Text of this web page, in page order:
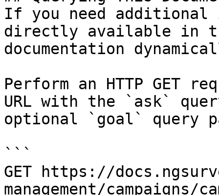
If you need
directly available in
documentation
Perform an HTTP GET
URL with the `ask`
optional `goal` query
```
GET https://
management/campaigns/